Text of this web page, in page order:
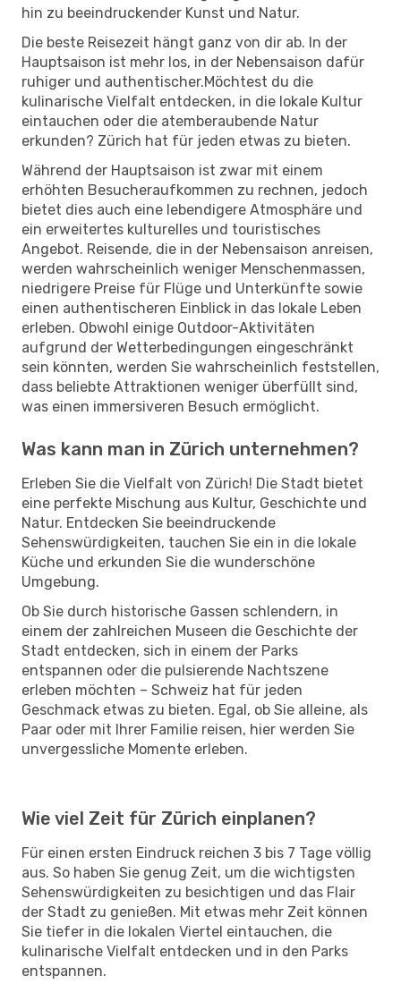
hin zu beeindruckender Kunst und Natur.
Die beste Reisezeit hängt ganz von dir ab. In der
Hauptsaison ist mehr los, in der Nebensaison dafür
ruhiger und authentischer.Möchtest du die
kulinarische Vielfalt entdecken, in die lokale Kultur
eintauchen oder die atemberaubende Natur
erkunden? Zürich hat für jeden etwas zu bieten.
Während der Hauptsaison ist zwar mit einem
erhöhten Besucheraufkommen zu rechnen, jedoch
bietet dies auch eine lebendigere Atmosphäre und
ein erweitertes kulturelles und touristisches
Angebot. Reisende, die in der Nebensaison anreisen,
werden wahrscheinlich weniger Menschenmassen,
niedrigere Preise für Flüge und Unterkünfte sowie
einen authentischeren Einblick in das lokale Leben
erleben. Obwohl einige Outdoor-Aktivitäten
aufgrund der Wetterbedingungen eingeschränkt
sein könnten, werden Sie wahrscheinlich feststellen,
dass beliebte Attraktionen weniger überfüllt sind,
was einen immersiveren Besuch ermöglicht.
Was kann man in Zürich unternehmen?
Erleben Sie die Vielfalt von Zürich! Die Stadt bietet
eine perfekte Mischung aus Kultur, Geschichte und
Natur. Entdecken Sie beeindruckende
Sehenswürdigkeiten, tauchen Sie ein in die lokale
Küche und erkunden Sie die wunderschöne
Umgebung.
Ob Sie durch historische Gassen schlendern, in
einem der zahlreichen Museen die Geschichte der
Stadt entdecken, sich in einem der Parks
entspannen oder die pulsierende Nachtszene
erleben möchten – Schweiz hat für jeden
Geschmack etwas zu bieten. Egal, ob Sie alleine, als
Paar oder mit Ihrer Familie reisen, hier werden Sie
unvergessliche Momente erleben.
Wie viel Zeit für Zürich einplanen?
Für einen ersten Eindruck reichen 3 bis 7 Tage völlig
aus. So haben Sie genug Zeit, um die wichtigsten
Sehenswürdigkeiten zu besichtigen und das Flair
der Stadt zu genießen. Mit etwas mehr Zeit können
Sie tiefer in die lokalen Viertel eintauchen, die
kulinarische Vielfalt entdecken und in den Parks
entspannen.